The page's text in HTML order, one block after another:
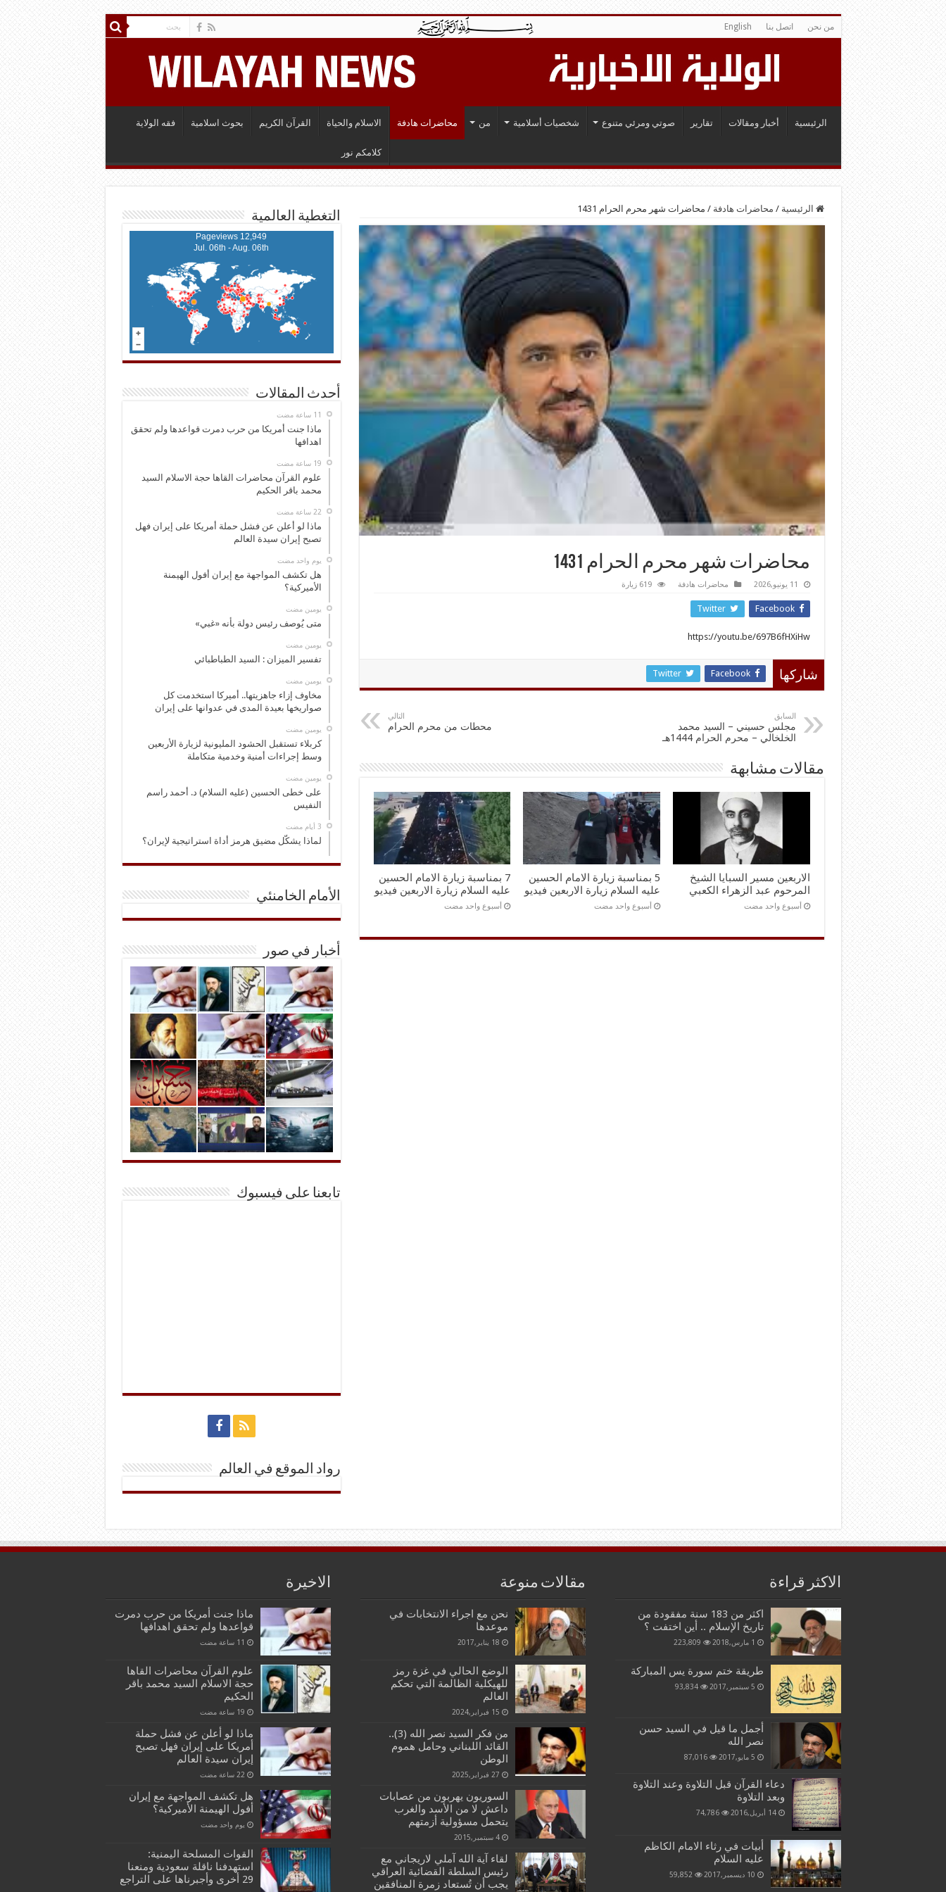
من نحن اتصل بنا English
الرئيسية أخبار ومقالات تقارير صوتي ومرئي متنوع شخصيات أسلامية من محاضرات هادفة الاسلام والحياة القرآن الكريم بحوث اسلامية فقه الولاية
كلامكم نور
الرئيسية / محاضرات هادفة / محاضرات شهر محرم الحرام 1431
محاضرات شهر محرم الحرام 1431
11 يونيو,2026 محاضرات هادفة 619 زيارة
Facebook
Twitter
https://youtu.be/697B6fHXiHw
شاركها Facebook
Twitter
السابق
مجلس حسيني – السيد محمد
الخلخالي – محرم الحرام 1444هـ
التالي
محطات من محرم الحرام
مقالات مشابهة
الاربعين مسير السبايا الشيخ
المرحوم عبد الزهراء الكعبي
‏أسبوع واحد مضت
5 بمناسبة زيارة الامام الحسين
عليه السلام زيارة الاربعين فيديو
‏أسبوع واحد مضت
7 بمناسبة زيارة الامام الحسين
عليه السلام زيارة الاربعين فيديو
‏أسبوع واحد مضت
التغطية العالمية
12,949 Pageviews
Jul. 06th - Aug. 06th
أحدث المقالات
ماذا جنت أمريكا من حرب دمرت قواعدها ولم تحقق
اهدافها
علوم القرآن محاضرات القاها حجة الاسلام السيد
محمد باقر الحكيم
ماذا لو أعلن عن فشل حملة أمريكا على إيران فهل
تصبح إيران سيدة العالم
‏يوم واحد مضت
هل تكشف المواجهة مع إيران أفول الهيمنة
الأميركية؟
‏يومين مضت
متى يُوصف رئيس دولة بأنه «غبي»
‏يومين مضت
تفسير الميزان : السيد الطباطبائي
‏يومين مضت
مخاوف إزاء جاهزيتها.. أميركا استخدمت كل
صواريخها بعيدة المدى في عدوانها على إيران
‏يومين مضت
كربلاء تستقبل الحشود المليونية لزيارة الأربعين
وسط إجراءات أمنية وخدمية متكاملة
‏يومين مضت
على خطى الحسين (عليه السلام) د. أحمد راسم
النفيس
لماذا يشكّل مضيق هرمز أداة استراتيجية لإيران؟
الأمام الخامنئي
أخبار في صور
تابعنا على فيسبوك
رواد الموقع في العالم
الاكثر قراءة
اكثر من 183 سنة مفقودة من
تاريخ الإسلام .. أين اختفت ؟
1 مارس,2018 223,809
طريقة ختم سورة يس المباركة
5 سبتمبر,2017 93,834
أجمل ما قيل في السيد حسن
نصر الله
5 مايو,2017 87,016
دعاء القرآن قبل التلاوة وعند التلاوة
وبعد التلاوة
14 أبريل,2016 74,786
أبيات في رثاء الامام الكاظم
عليه السلام
10 ديسمبر,2017 59,852
مقالات منوعة
نحن مع اجراء الانتخابات في
موعدها
18 يناير,2017
الوضع الحالي في غزة رمز
للهيكلية الظالمة التي تحكم
العالم
15 فبراير,2024
من فكر السيد نصر الله (3)..
القائد اللبناني وحامل هموم
الوطن
27 فبراير,2025
السوريون يهربون من عصابات
داعش لا من الأسد والغرب
يتحمل مسؤولية أزمتهم
4 سبتمبر,2015
لقاء آية الله آملي لاريجاني مع
رئيس السلطة القضائية العراقي
يجب أن تُستعاد زمرة المنافقين
الاخيرة
ماذا جنت أمريكا من حرب دمرت
قواعدها ولم تحقق اهدافها
علوم القرآن محاضرات القاها
حجة الاسلام السيد محمد باقر
الحكيم
ماذا لو أعلن عن فشل حملة
أمريكا على إيران فهل تصبح
إيران سيدة العالم
هل تكشف المواجهة مع إيران
أفول الهيمنة الأميركية؟
‏يوم واحد مضت
القوات المسلحة اليمنية:
استهدفنا ناقلة سعودية ومنعنا
29 أخرى وأجبرناها على التراجع